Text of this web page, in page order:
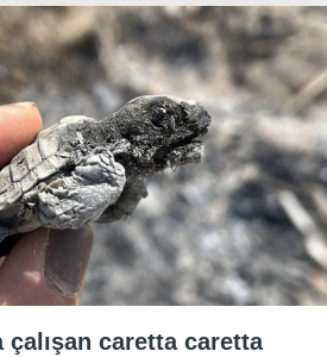
çalışan caretta caretta